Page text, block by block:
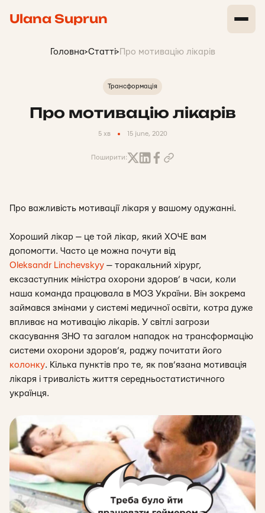
Ulana Suprun
Головна>Статті> Про мотивацію лікарів
Трансформація
Про мотивацію лікарів
5 хв 15 june, 2020
Поширити:
Про важливість мотивації лікаря у вашому одужанні.
Хороший лікар — це той лікар, який ХОЧЕ вам
допомогти. Часто це можна почути від
Oleksandr Linchevskyy — торакальний хірург,
ексзаступник міністра охорони здоров’ в часи, коли
наша команда працювала в МОЗ України. Він зокрема
займався змінами у системі медичної освіти, котра дуже
впливає на мотивацію лікарів. У світлі загрози
скасування ЗНО та загалом нападок на трансформацію
системи охорони здоров’я, раджу почитати його
колонку. Кілька пунктів про те, як пов’язана мотивація
лікаря і тривалість життя середньостатистичного
українця.